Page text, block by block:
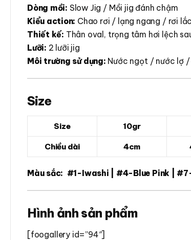
Dòng mồi: Slow Jig / Mồi jig đánh chậm
Kiểu action: Chao rơi / lạng ngang / rơi
Thiết kế: Thân oval, trọng tâm hơi lệch
Lưỡi: 2 lưỡi jig
Môi trường sử dụng: Nước ngọt / nước lợ /
Size
Size 10gr
Chiều dài 4cm
Màu sắc: #1-Iwashi | #4-Blue Pink |
Hình ảnh sản phẩm
[foogallery id=”94″]